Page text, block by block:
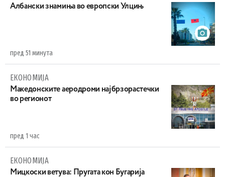
Aлбански знамиња во европски Улцињ
пред 51 минута
ЕКОНОМИЈА
Maкедонските аеродроми најбрзорастечки
во регионот
пред 1 час
ЕКОНОМИЈА
Mицкоски ветува: Пругата кон Бугарија